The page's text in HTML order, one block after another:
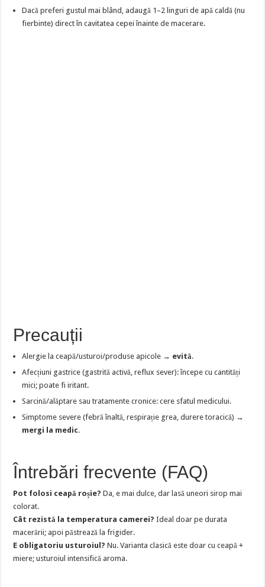
Dacă preferi gustul mai blând, adaugă 1–2 linguri de apă caldă (nu
fierbinte) direct în cavitatea cepei înainte de macerare.
Precauții
Alergie la ceapă/usturoi/produse apicole → evită.
Afecțiuni gastrice (gastrită activă, reflux sever): începe cu cantități
mici; poate fi iritant.
Sarcină/alăptare sau tratamente cronice: cere sfatul medicului.
Simptome severe (febră înaltă, respirație grea, durere toracică) →
mergi la medic.
Întrebări frecvente (FAQ)
Pot folosi ceapă roșie? Da, e mai dulce, dar lasă uneori sirop mai
colorat.
Cât rezistă la temperatura camerei? Ideal doar pe durata
macerării; apoi păstrează la frigider.
E obligatoriu usturoiul? Nu. Varianta clasică este doar cu ceapă +
miere; usturoiul intensifică aroma.